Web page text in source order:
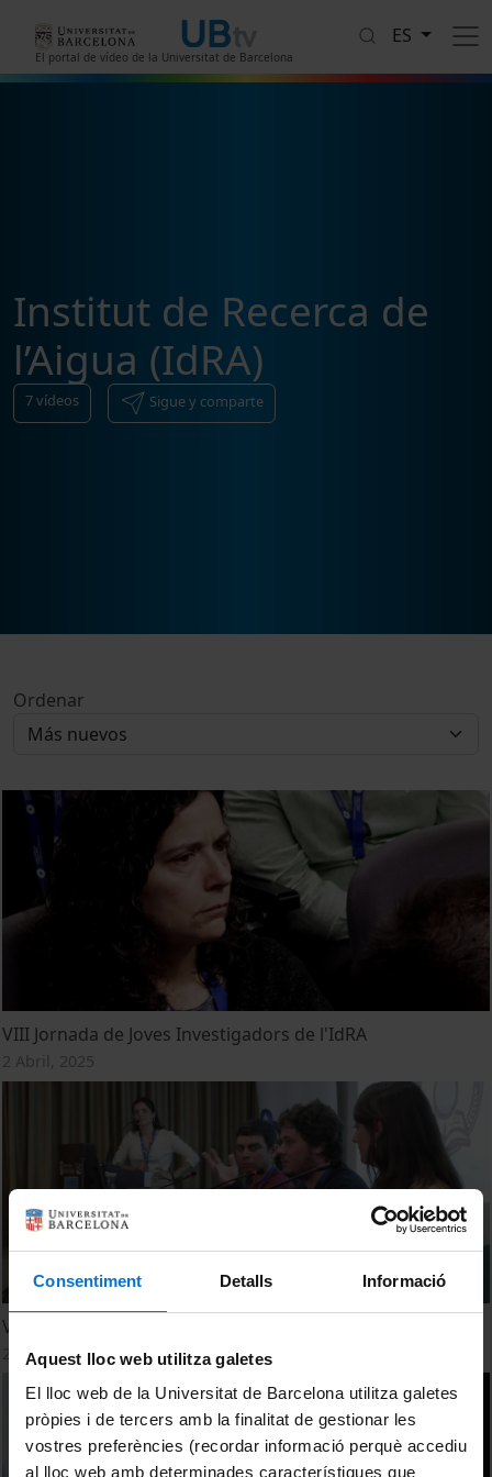
Consentiment Detalls Informació
Aquest lloc web utilitza galetes
El lloc web de la Universitat de Barcelona utilitza galetes
pròpies i de tercers amb la finalitat de gestionar les
vostres preferències (recordar informació perquè accediu
al lloc web amb determinades característiques que
El portal de vídeo de la Universitat de Barcelona
ES
Institut de Recerca de
l’Aigua (IdRA)
7vídeos Sigue y comparte
Ordenar
VIII Jornada de Joves Investigadors de l'IdRA
2 Abril, 2025
VII Jornada de Joves Investigadors de l’IdRA
29 Mayo, 2024